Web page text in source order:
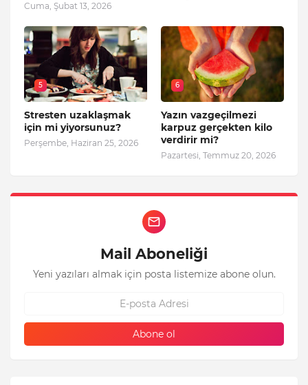
Cuma, Şubat 13, 2026
5
Stresten uzaklaşmak
için mi yiyorsunuz?
Perşembe, Haziran 25, 2026
6
Yazın vazgeçilmezi
karpuz gerçekten kilo
verdirir mi?
Pazartesi, Temmuz 20, 2026
Mail Aboneliği
Yeni yazıları almak için posta listemize abone olun.